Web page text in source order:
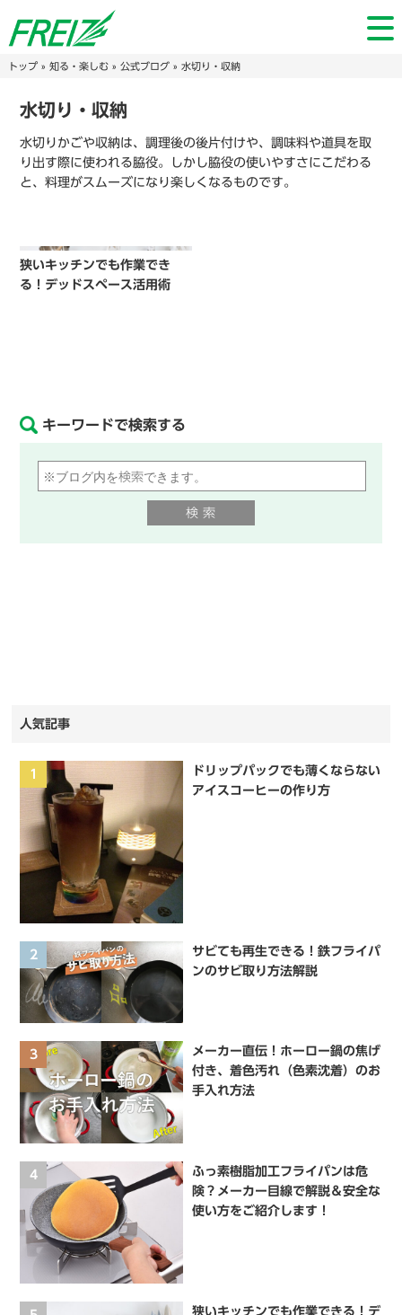
トップ» 知る・楽しむ» 公式ブログ» 水切り・収納
水切り・収納
水切りかごや収納は、調理後の後片付けや、調味料や道具を取
り出す際に使われる脇役。しかし脇役の使いやすさにこだわる
と、料理がスムーズになり楽しくなるものです。
狭いキッチンでも作業でき
る！デッドスペース活用術
キーワードで検索する
人気記事
1
ドリップパックでも薄くならない
アイスコーヒーの作り方
2
サビても再生できる！鉄フライパ
ンのサビ取り方法解説
3
メーカー直伝！ホーロー鍋の焦げ
付き、着色汚れ（色素沈着）のお
手入れ方法
4
ふっ素樹脂加工フライパンは危
険？メーカー目線で解説＆安全な
使い方をご紹介します！
狭いキッチンでも作業できる！デ